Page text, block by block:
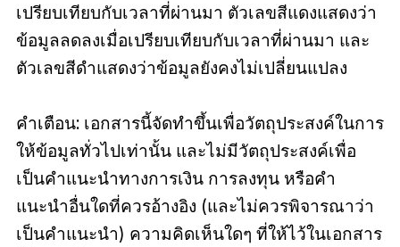
เปรียบเทียบกับเวลาที่ผ่านมา ตัวเลขสีแดงแสดงว่า
ข้อมูลลดลงเมื่อเปรียบเทียบกับเวลาที่ผ่านมา และ
ตัวเลขสีดำแสดงว่าข้อมูลยังคงไม่เปลี่ยนแปลง
คำเตือน: เอกสารนี้จัดทำขึ้นเพื่อวัตถุประสงค์ในการ
ให้ข้อมูลทั่วไปเท่านั้น และไม่มีวัตถุประสงค์เพื่อ
เป็นคำแนะนำทางการเงิน การลงทุน หรือคำ
แนะนำอื่นใดที่ควรอ้างอิง (และไม่ควรพิจารณาว่า
เป็นคำแนะนำ) ความคิดเห็นใดๆ ที่ให้ไว้ในเอกสาร